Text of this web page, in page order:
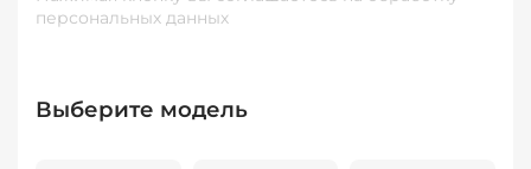
персональных данных
Выберите модель